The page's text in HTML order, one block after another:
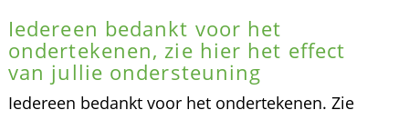
Iedereen bedankt voor het
ondertekenen, zie hier het effect
van jullie ondersteuning
Iedereen bedankt voor het ondertekenen. Zie